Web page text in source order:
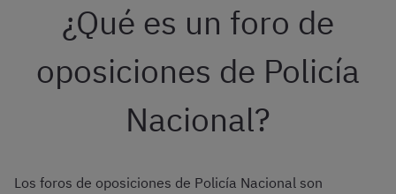
¿Qué es un foro de
oposiciones de Policía
Nacional?
Los foros de oposiciones de Policía Nacional son